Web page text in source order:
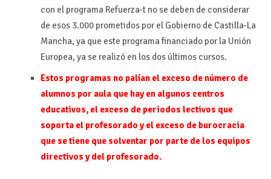
con el programa Refuerza-t no se deben de considerar
de esos 3.000 prometidos por el Gobierno de Castilla-La
Mancha, ya que este programa financiado por la Unión
Europea, ya se realizó en los dos últimos cursos.
Estos programas no palían el exceso de número de
alumnos por aula que hay en algunos centros
educativos, el exceso de periodos lectivos que
soporta el profesorado y el exceso de burocracia
que se tiene que solventar por parte de los equipos
directivos y del profesorado.